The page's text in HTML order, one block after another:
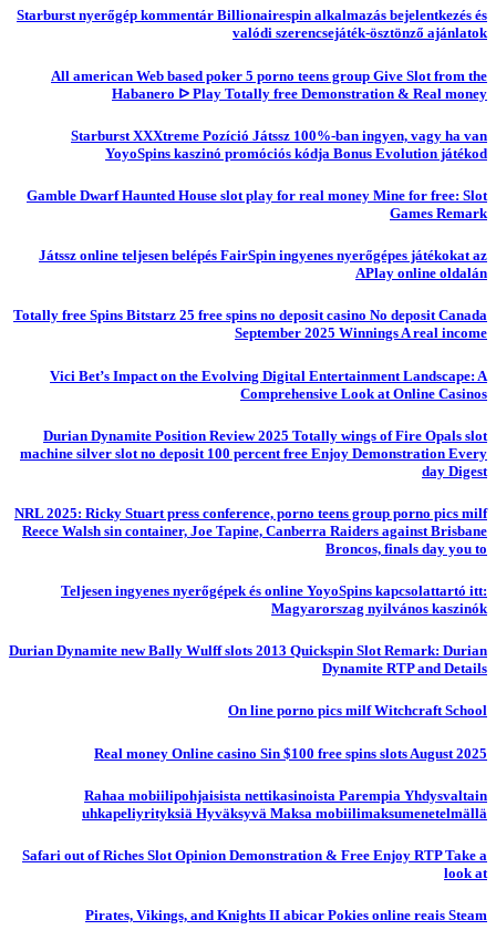
Starburst nyerőgép kommentár Billionairespin alkalmazás bejelentkezés és
valódi szerencsejáték-ösztönző ajánlatok
All american Web based poker 5 porno teens group Give Slot from the
Habanero ᐅ Play Totally free Demonstration & Real money
Starburst XXXtreme Pozíció Játssz 100%-ban ingyen, vagy ha van
YoyoSpins kaszinó promóciós kódja Bonus Evolution játékod
Gamble Dwarf Haunted House slot play for real money Mine for free: Slot
Games Remark
Játssz online teljesen belépés FairSpin ingyenes nyerőgépes játékokat az
APlay online oldalán
Totally free Spins Bitstarz 25 free spins no deposit casino No deposit Canada
September 2025 Winnings A real income
Vici Bet’s Impact on the Evolving Digital Entertainment Landscape: A
Comprehensive Look at Online Casinos
Durian Dynamite Position Review 2025 Totally wings of Fire Opals slot
machine silver slot no deposit 100 percent free Enjoy Demonstration Every
day Digest
NRL 2025: Ricky Stuart press conference, porno teens group porno pics milf
Reece Walsh sin container, Joe Tapine, Canberra Raiders against Brisbane
Broncos, finals day you to
Teljesen ingyenes nyerőgépek és online YoyoSpins kapcsolattartó itt:
Magyarorszag nyilvános kaszinók
Durian Dynamite new Bally Wulff slots 2013 Quickspin Slot Remark: Durian
Dynamite RTP and Details
On line porno pics milf Witchcraft School
Real money Online casino Sin $100 free spins slots August 2025
Rahaa mobiilipohjaisista nettikasinoista Parempia Yhdysvaltain
uhkapeliyrityksiä Hyväksyvä Maksa mobiilimaksumenetelmällä
Safari out of Riches Slot Opinion Demonstration & Free Enjoy RTP Take a
look at
Pirates, Vikings, and Knights II abicar Pokies online reais Steam